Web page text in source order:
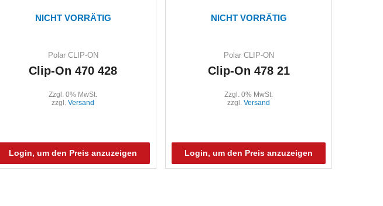
NICHT VORRÄTIG
Polar CLIP-ON
Clip-On 470 428
Login, um den Preis anzuzeigen
Zzgl. 0% MwSt.
zzgl. Versand
NICHT VORRÄTIG
Polar CLIP-ON
Clip-On 478 21
Login, um den Preis anzuzeigen
Zzgl. 0% MwSt.
zzgl. Versand